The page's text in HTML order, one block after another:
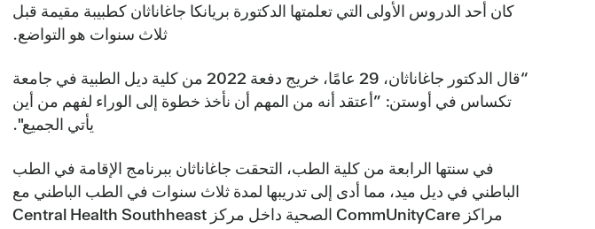
كان أحد الدروس الأولى التي تعلمتها الدكتورة بريانكا جاغاناثان كطبيبة مقيمة قبل
ثلاث سنوات هو التواضع.
“قال الدكتور جاغاناثان، 29 عامًا، خريج دفعة 2022 من كلية ديل الطبية في جامعة
تكساس في أوستن: ”أعتقد أنه من المهم أن نأخذ خطوة إلى الوراء لفهم من أين
يأتي الجميع".
في سنتها الرابعة من كلية الطب، التحقت جاغاناثان ببرنامج الإقامة في الطب
الباطني في ديل ميد، مما أدى إلى تدريبها لمدة ثلاث سنوات في الطب الباطني مع
مراكز CommUnityCare الصحية داخل مركز Central Health Southheast